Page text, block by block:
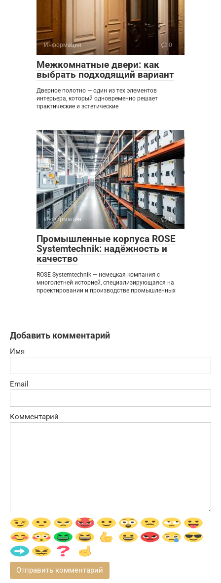
Информация 0
Межкомнатные двери: как
выбрать подходящий вариант
Дверное полотно — один из тех элементов
интерьера, который одновременно решает
практические и эстетические
Информация 0
Промышленные корпуса ROSE
Systemtechnik: надёжность и
качество
ROSE Systemtechnik — немецкая компания с
многолетней историей, специализирующаяся на
проектировании и производстве промышленных
Добавить комментарий
Имя
Email
Комментарий